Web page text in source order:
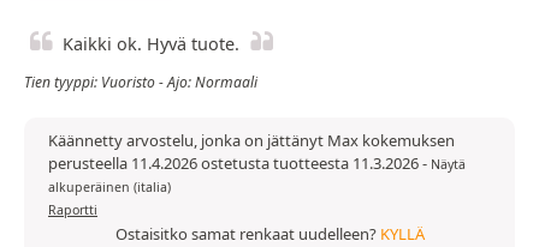
Kaikki ok. Hyvä tuote.
Tien tyyppi: Vuoristo - Ajo: Normaali
Käännetty arvostelu, jonka on jättänyt Max kokemuksen
perusteella 11.4.2026 ostetusta tuotteesta 11.3.2026- Näytä
alkuperäinen (italia)
Raportti
Ostaisitko samat renkaat uudelleen? KYLLÄ